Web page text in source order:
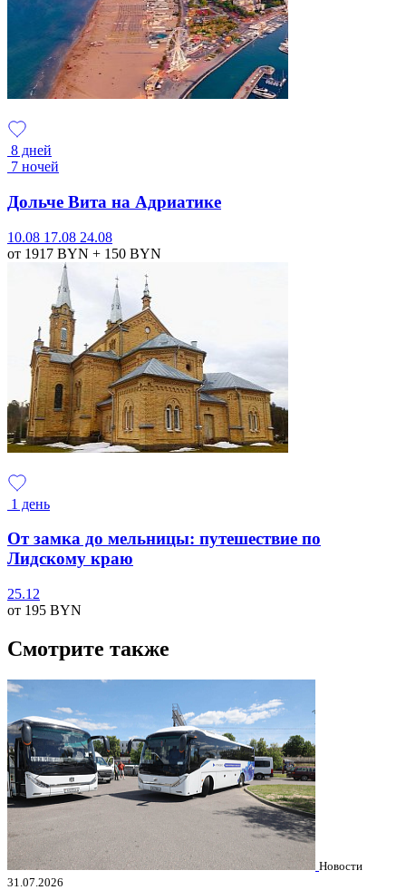
8 дней
7 ночей
Дольче Вита на Адриатике
10.08 17.08 24.08
от 1917 BYN + 150 BYN
1 день
От замка до мельницы: путешествие по
Лидскому краю
25.12
от 195 BYN
Смотрите также
Новости
31.07.2026